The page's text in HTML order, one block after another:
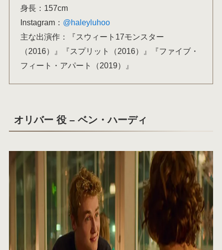
身長：157cm
Instagram： @haleyluhoo
主な出演作：『スウィート17モンスター
（2016）』『スプリット（2016）』『ファイブ・
フィート・アパート（2019）』
オリバー 役 – ベン・ハーディ